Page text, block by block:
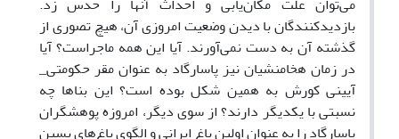
بازدیدکنندگان با دیدن وضعیت امروزی آن، هیچ تصوری از
گذشته آن به دست نمی‌آورند. آیا این همه ماجراست؟ آیا
در زمان هخامنشیان نیز پاسارگاد به عنوان مقر حکومتی_‌
آیینی کورش به همین شکل بوده است؟ این بناها چه
نسبتی با یکدیگر دارند؟ از سوی دیگر، امروزه پوهشگران
پاسارگاد را به عنوان اولین باغ ایرانی و الگوی باغ‌های پسین